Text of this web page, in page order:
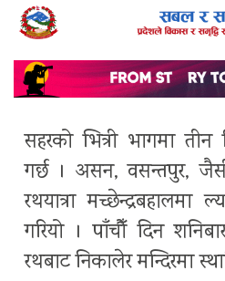
सहरको भित्री भागमा तीन
गर्छ । असन, वसन्तपुर,
रथयात्रा मच्छेन्द्रबहालमा
गरियो । पाँचौँ दिन
रथबाट निकालेर मन्दिरमा